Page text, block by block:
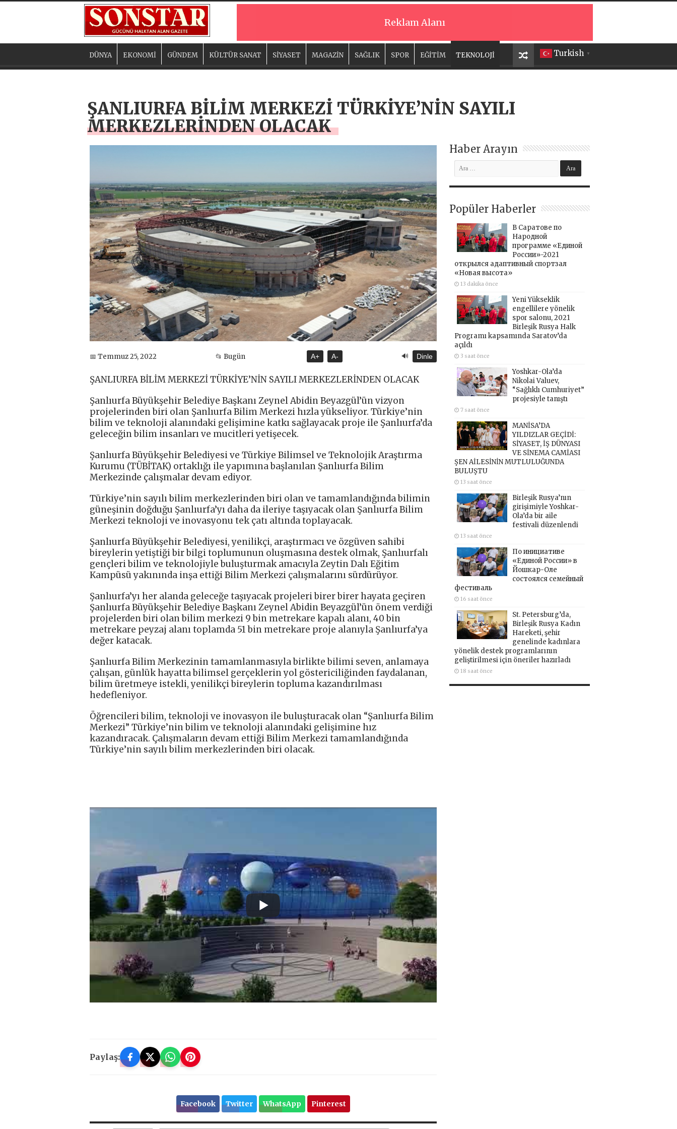
Reklam Alanı
Turkish ▼
DÜNYA EKONOMİ GÜNDEM KÜLTÜR SANAT SİYASET MAGAZİN SAĞLIK SPOR EĞİTİM TEKNOLOJİ
ŞANLIURFA BİLİM MERKEZİ TÜRKİYE’NİN SAYILI
MERKEZLERİNDEN OLACAK
📅 Temmuz 25, 2022 📂 Bugün A+ A- 🔊 Dinle
ŞANLIURFA BİLİM MERKEZİ TÜRKİYE’NİN SAYILI MERKEZLERİNDEN OLACAK
Şanlıurfa Büyükşehir Belediye Başkanı Zeynel Abidin Beyazgül’ün vizyon
projelerinden biri olan Şanlıurfa Bilim Merkezi hızla yükseliyor. Türkiye’nin
bilim ve teknoloji alanındaki gelişimine katkı sağlayacak proje ile Şanlıurfa’da
geleceğin bilim insanları ve mucitleri yetişecek.
Şanlıurfa Büyükşehir Belediyesi ve Türkiye Bilimsel ve Teknolojik Araştırma
Kurumu (TÜBİTAK) ortaklığı ile yapımına başlanılan Şanlıurfa Bilim
Merkezinde çalışmalar devam ediyor.
Türkiye’nin sayılı bilim merkezlerinden biri olan ve tamamlandığında bilimin
güneşinin doğduğu Şanlıurfa’yı daha da ileriye taşıyacak olan Şanlıurfa Bilim
Merkezi teknoloji ve inovasyonu tek çatı altında toplayacak.
Şanlıurfa Büyükşehir Belediyesi, yenilikçi, araştırmacı ve özgüven sahibi
bireylerin yetiştiği bir bilgi toplumunun oluşmasına destek olmak, Şanlıurfalı
gençleri bilim ve teknolojiyle buluşturmak amacıyla Zeytin Dalı Eğitim
Kampüsü yakınında inşa ettiği Bilim Merkezi çalışmalarını sürdürüyor.
Şanlıurfa’yı her alanda geleceğe taşıyacak projeleri birer birer hayata geçiren
Şanlıurfa Büyükşehir Belediye Başkanı Zeynel Abidin Beyazgül’ün önem verdiği
projelerden biri olan bilim merkezi 9 bin metrekare kapalı alanı, 40 bin
metrekare peyzaj alanı toplamda 51 bin metrekare proje alanıyla Şanlıurfa’ya
değer katacak.
Şanlıurfa Bilim Merkezinin tamamlanmasıyla birlikte bilimi seven, anlamaya
çalışan, günlük hayatta bilimsel gerçeklerin yol göstericiliğinden faydalanan,
bilim üretmeye istekli, yenilikçi bireylerin topluma kazandırılması
hedefleniyor.
Öğrencileri bilim, teknoloji ve inovasyon ile buluşturacak olan “Şanlıurfa Bilim
Merkezi” Türkiye’nin bilim ve teknoloji alanındaki gelişimine hız
kazandıracak. Çalışmaların devam ettiği Bilim Merkezi tamamlandığında
Türkiye’nin sayılı bilim merkezlerinden biri olacak.
Paylaş:
Facebook Twitter WhatsApp Pinterest
Haber Arayın
Popüler Haberler
В Саратове по
Народной
программе «Единой
России»-2021
открылся адаптивный спортзал
«Новая высота»
13 dakika önce
Yeni Yükseklik
engellilere yönelik
spor salonu, 2021
Birleşik Rusya Halk
Programı kapsamında Saratov’da
açıldı
3 saat önce
Yoshkar-Ola’da
Nikolai Valuev,
“Sağlıklı Cumhuriyet”
projesiyle tanıştı
7 saat önce
MANİSA’DA
YILDIZLAR GEÇİDİ:
SİYASET, İŞ DÜNYASI
VE SİNEMA CAMİASI
ŞEN AİLESİNİN MUTLULUĞUNDA
BULUŞTU
13 saat önce
Birleşik Rusya’nın
girişimiyle Yoshkar-
Ola’da bir aile
festivali düzenlendi
13 saat önce
По инициативе
«Единой России» в
Йошкар-Оле
состоялся семейный
фестиваль
16 saat önce
St. Petersburg’da,
Birleşik Rusya Kadın
Hareketi, şehir
genelinde kadınlara
yönelik destek programlarının
geliştirilmesi için öneriler hazırladı
18 saat önce